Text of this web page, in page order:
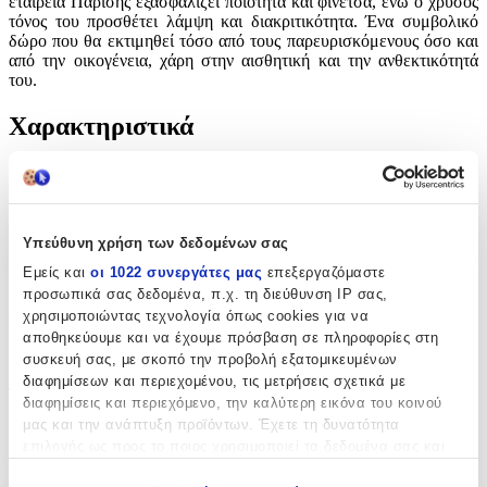
Υπεύθυνη χρήση των δεδομένων σας
Εμείς και οι 1022 συνεργάτες μας επεξεργαζόμαστε
προσωπικά σας δεδομένα, π.χ. τη διεύθυνση IP σας,
χρησιμοποιώντας τεχνολογία όπως cookies για να
αποθηκεύουμε και να έχουμε πρόσβαση σε πληροφορίες στη
συσκευή σας, με σκοπό την προβολή εξατομικευμένων
διαφημίσεων και περιεχομένου, τις μετρήσεις σχετικά με
διαφημίσεις και περιεχόμενο, την καλύτερη εικόνα του κοινού
μας και την ανάπτυξη προϊόντων. Έχετε τη δυνατότητα
τόνος του προσθέτει λάμψη και διακριτικότητα. Ένα συμβολικό
δώρο που θα εκτιμηθεί τόσο από τους παρευρισκόμενους όσο και
από την οικογένεια, χάρη στην αισθητική και την ανθεκτικότητά
του.
Χαρακτηριστικά
Κατασκευαστής
Παρίσης
Είδος:
Μπρελόκ
Σχέδιο:
Κωνσταντινάτο
Τεμάχια
50